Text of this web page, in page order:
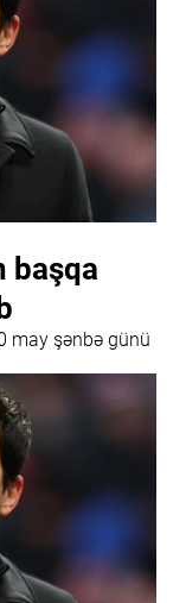
başqa
may şənbə günü